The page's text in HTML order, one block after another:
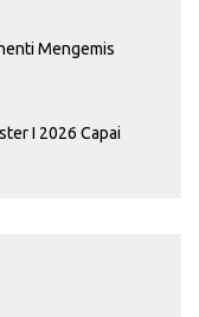
Mengemis
I 2026 Capai